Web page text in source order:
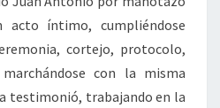
íntimo, cumpliéndose
cortejo, protocolo,
con la misma
testimonió, trabajando en la